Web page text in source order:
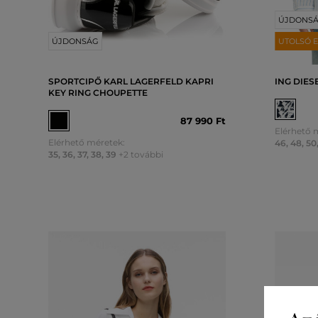
ÚJDONSÁG
SPORTCIPŐ KARL LAGERFELD KAPRI
KEY RING CHOUPETTE
87 990 Ft
Elérhető méretek:
35, 36, 37, 38, 39 +2 további
UTOLSÓ
ING
Elérhető
46, 48, 50,